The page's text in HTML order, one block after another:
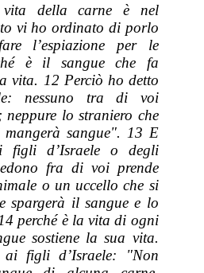
della carne è nel
vi ho ordinato di porlo
l’espiazione per le
è il sangue che fa
vita. 12 Perciò ho detto
nessuno tra di voi
neppure lo straniero che
sangue". 13 E
figli d’Israele o degli
fra di voi prende
o un uccello che si
spargerà il sangue e lo
perché è la vita di ogni
sostiene la sua vita.
figli d’Israele: "Non